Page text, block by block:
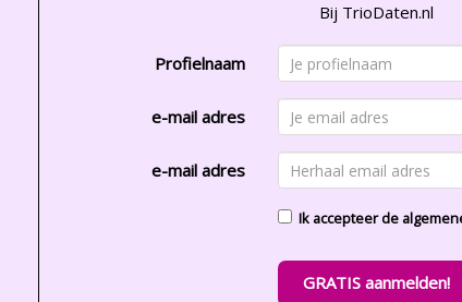
Bij TrioDaten.nl
Profielnaam
e-mail adres
e-mail adres
Ik accepteer de
GRATIS aanmelden!